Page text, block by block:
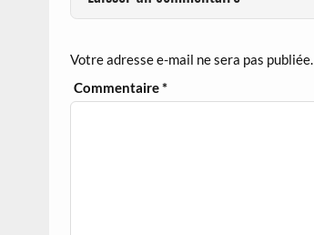
Votre adresse e-mail ne sera pas publiée.
Commentaire*